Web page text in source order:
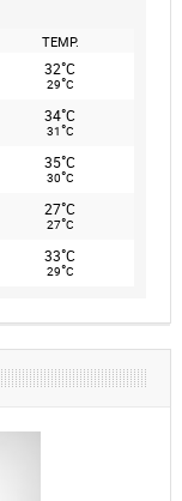
TEMP.
32°C
29°C
34°C
31°C
35°C
30°C
27°C
27°C
33°C
29°C